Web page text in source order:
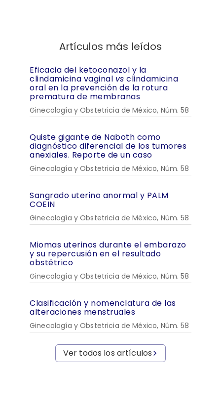
Artículos más leídos
Eficacia del ketoconazol y la
clindamicina vaginal vs clindamicina
oral en la prevención de la rotura
prematura de membranas
Ginecología y Obstetricia de México, Núm. 58
Quiste gigante de Naboth como
diagnóstico diferencial de los tumores
anexiales. Reporte de un caso
Ginecología y Obstetricia de México, Núm. 58
Sangrado uterino anormal y PALM
COEIN
Ginecología y Obstetricia de México, Núm. 58
Miomas uterinos durante el embarazo
y su repercusión en el resultado
obstétrico
Ginecología y Obstetricia de México, Núm. 58
Clasificación y nomenclatura de las
alteraciones menstruales
Ginecología y Obstetricia de México, Núm. 58
Ver todos los artículos